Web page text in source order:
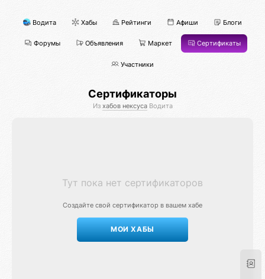
Водита Хабы Рейтинги Афиши Блоги
Форумы Объявления Маркет Сертификаты
Участники
Сертификаторы
Из хабов нексусаВодита
Тут пока нет сертификаторов
Создайте свой сертификатор в вашем хабе
МОИ ХАБЫ